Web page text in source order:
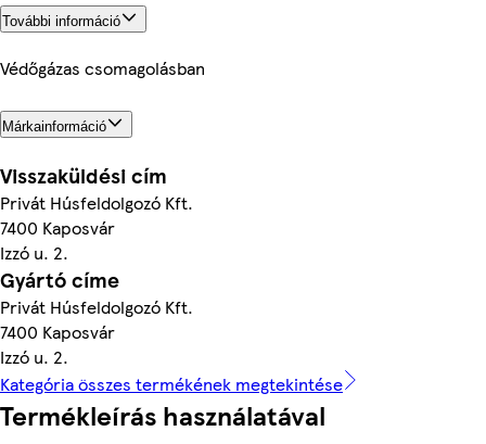
További információ
Védőgázas csomagolásban
Márkainformáció
Visszaküldési cím
Privát Húsfeldolgozó Kft.
7400 Kaposvár
Izzó u. 2.
Gyártó címe
Privát Húsfeldolgozó Kft.
7400 Kaposvár
Izzó u. 2.
Kategória összes termékének megtekintése
Termékleírás használatával